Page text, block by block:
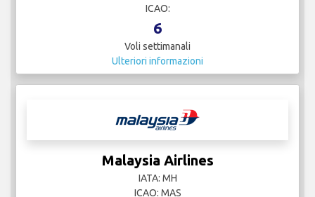
ICAO:
6
Voli settimanali
Ulteriori informazioni
Malaysia Airlines
IATA: MH
ICAO: MAS